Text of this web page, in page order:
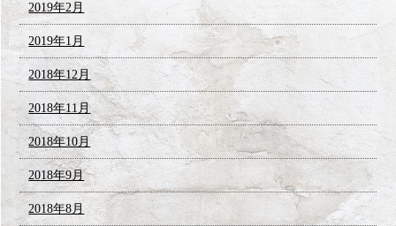
2019年2月
2019年1月
2018年12月
2018年11月
2018年10月
2018年9月
2018年8月